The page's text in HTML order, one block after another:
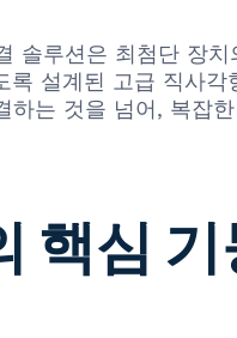
루션은 최첨단 장
설계된 고급 직사
는 것을 넘어, 복잡
심 기